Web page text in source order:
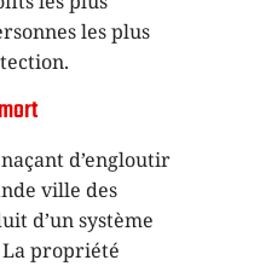
les plus
d’engloutir
ville des
d’un système
propriété